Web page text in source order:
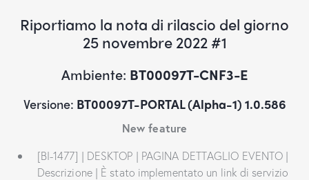
Riportiamo la nota di rilascio del giorno
25 novembre 2022 #1
Ambiente: BT00097T-CNF3-E
Versione: BT00097T-PORTAL (Alpha-1) 1.0.586
New feature
[BI-1477] | DESKTOP | PAGINA DETTAGLIO EVENTO |
Descrizione | È stato implementato un link di servizio